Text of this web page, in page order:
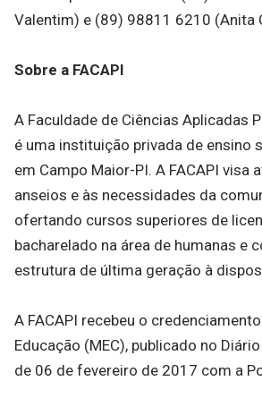
Valentim) e (89) 98811 6210 (Anita
Sobre a FACAPI
A Faculdade de Ciências Aplicadas
é uma instituição privada de ensino
em Campo Maior-PI. A FACAPI visa
anseios e às necessidades da
ofertando cursos superiores de
bacharelado na área de humanas e
estrutura de última geração à
A FACAPI recebeu o
Educação (MEC), publicado no
de 06 de fevereiro de 2017 com a